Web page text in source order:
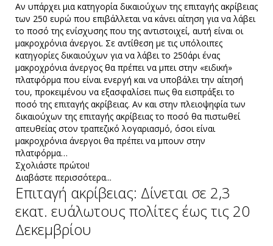
Αν υπάρχει μια κατηγορία δικαιούχων της επιταγής ακρίβειας
των 250 ευρώ που επιβάλλεται να κάνει αίτηση για να λάβει
το ποσό της ενίσχυσης που της αντιστοιχεί, αυτή είναι οι
μακροχρόνια άνεργοι. Σε αντίθεση με τις υπόλοιπες
κατηγορίες δικαιούχων για να λάβει το 250άρι ένας
μακροχρόνια άνεργος θα πρέπει να μπει στην «ειδική»
πλατφόρμα που είναι ενεργή και να υποβάλει την αίτησή
του, προκειμένου να εξασφαλίσει πως θα εισπράξει το
ποσό της επιταγής ακρίβειας. Αν και στην πλειοψηφία των
δικαιούχων της επιταγής ακρίβειας το ποσό θα πιστωθεί
απευθείας στον τραπεζικό λογαριασμό, όσοι είναι
μακροχρόνια άνεργοι θα πρέπει να μπουν στην
πλατφόρμα…
Σχολιάστε πρώτοι!
Διαβάστε περισσότερα...
Επιταγή ακρίβειας: Δίνεται σε 2,3
εκατ. ευάλωτους πολίτες έως τις 20
Δεκεμβρίου